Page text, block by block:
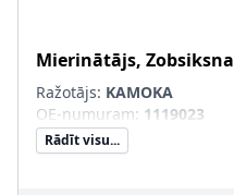
Mierinātājs, Zobsiksna
Ražotājs: KAMOKA
OE-numuram: 1119023
Rādīt visu...